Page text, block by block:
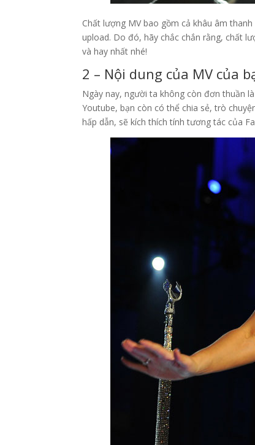
Chất lượng MV bao gồm cả khâu âm
upload. Do đó, hãy chắc chắn rằng, chất
và hay nhất nhé!
2 – Nội dung của MV của
Ngày nay, người ta không còn đơn thuần
Youtube, bạn còn có thể chia sẻ, trò
hấp dẫn, sẽ kích thích tính tương tác của